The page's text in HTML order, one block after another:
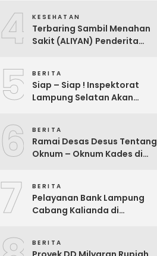
Selatan Dikerjakan Asal
Asalan !!
4 KESEHATAN
Terbaring Sambil Menahan
Sakit (ALIYAN) Penderita
5 BERITA
Siap – Siap ! Inspektorat
Lampung Selatan Akan
Ini
6 BERITA
Ramai Desas Desus Tentang
Oknum – Oknum Kades di
Pandangan Sekjen Palu
Lampung : Dinas PMD dan
Inspektorat Kurang Tegas
7 BERITA
Pelayanan Bank Lampung
Cabang Kalianda di
Pelayanan Bank Lampung
BERITA